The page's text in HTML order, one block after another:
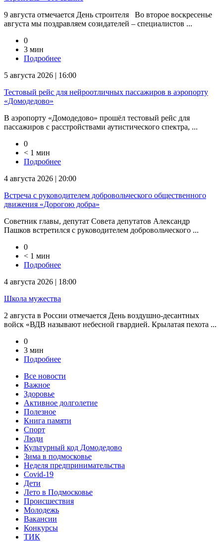
9 августа отмечается День строителя Во второе воскресенье
августа мы поздравляем созидателей – специалистов ...
0
3 мин
Подробнее
5 августа 2026 | 16:00
Тестовый рейс для нейроотличных пассажиров в аэропорту
«Домодедово»
В аэропорту «Домодедово» прошёл тестовый рейс для
пассажиров с расстройствами аутистического спектра, ...
0
< 1 мин
Подробнее
4 августа 2026 | 20:00
Встреча с руководителем добровольческого общественного
движения «Дорогою добра»
Советник главы, депутат Совета депутатов Александр
Пашков встретился с руководителем добровольческого ...
0
< 1 мин
Подробнее
4 августа 2026 | 18:00
Школа мужества
2 августа в России отмечается День воздушно-десантных
войск «ВДВ называют небесной гвардией. Крылатая пехота ...
0
3 мин
Подробнее
Все новости
Важное
Здоровье
Активное долголетие
Полезное
Книга памяти
Спорт
Люди
Культурный код Домодедово
Зима в подмосковье
Неделя предпринимательства
Covid-19
Дети
Лето в Подмосковье
Происшествия
Молодежь
Вакансии
Конкурсы
ТИК